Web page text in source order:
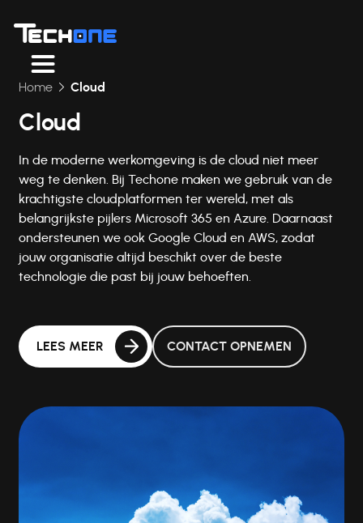
Home Cloud
Cloud
In de moderne werkomgeving is de cloud niet meer
weg te denken. Bij Techone maken we gebruik van de
krachtigste cloudplatformen ter wereld, met als
belangrijkste pijlers Microsoft 365 en Azure. Daarnaast
ondersteunen we ook Google Cloud en AWS, zodat
jouw organisatie altijd beschikt over de beste
technologie die past bij jouw behoeften.
LEES MEER CONTACT OPNEMEN